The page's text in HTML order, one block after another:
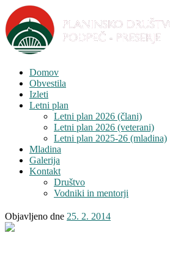
Domov
Obvestila
Izleti
Letni plan
Letni plan 2026 (člani)
Letni plan 2026 (veterani)
Letni plan 2025-26 (mladina)
Mladina
Galerija
Kontakt
Društvo
Vodniki in mentorji
Objavljeno dne 25. 2. 2014